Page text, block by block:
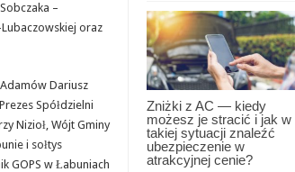
Zniżki z AC — kiedy
możesz je stracić i jak w
takiej sytuacji znaleźć
ubezpieczenie w
atrakcyjnej cenie?
–
oraz
Dariusz
Spółdzielni
Nizioł, Wójt Gminy
i sołtys
GOPS w Łabuniach